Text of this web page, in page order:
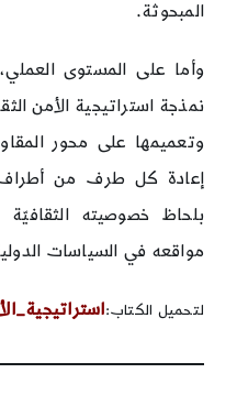
المبحوثة.
وأما على المستوى
نمذجة استراتيجية الأمن
وتعميمها على محور
إعادة كل طرف من أطراف
بلحاظ خصوصيته
مواقعه في السياسات
لتحميل الكتاب: